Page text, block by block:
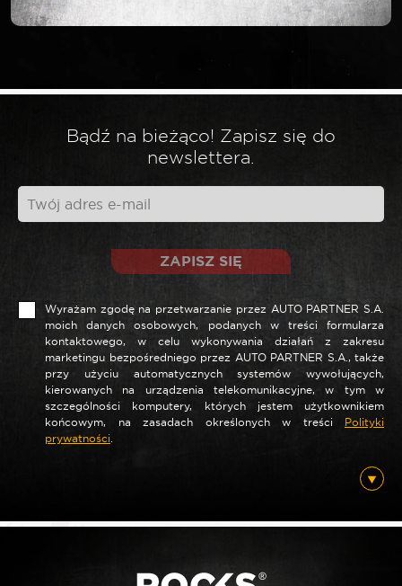
Twój adres email nie zostanie opublikowany.
Nazwa*
Bądź na bieżąco! Zapisz się do
newslettera.
ZAPISZ SIĘ
Wyrażam zgodę na przetwarzanie przez AUTO PARTNER S.A.
moich danych osobowych, podanych w treści formularza
kontaktowego, w celu wykonywania działań z zakresu
marketingu bezpośredniego przez AUTO PARTNER S.A., także
przy użyciu automatycznych systemów wywołujących,
kierowanych na urządzenia telekomunikacyjne, w tym w
szczególności komputery, których jestem użytkownikiem
końcowym, na zasadach określonych w treści Polityki
prywatności.